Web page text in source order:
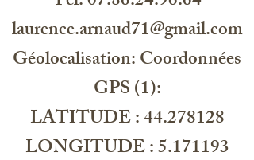
HU1259
laurence.arnaud71@gmail.com
Géolocalisation: Coordonnées
GPS (1):
LATITUDE : 44.278128
LONGITUDE : 5.171193